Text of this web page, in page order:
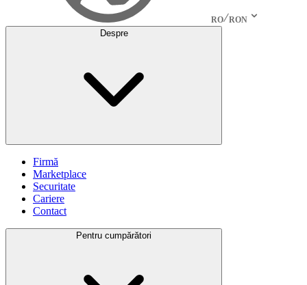
RO RON
Despre
Firmă
Marketplace
Securitate
Cariere
Contact
Pentru cumpărători